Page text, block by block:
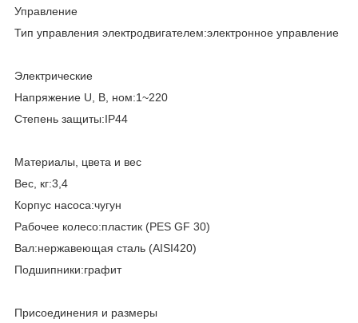
Управление
Тип управления электродвигателем:электронное управление
Электрические
Напряжение U, В, ном:1~220
Степень защиты:IP44
Материалы, цвета и вес
Вес, кг:3,4
Корпус насоса:чугун
Рабочее колесо:пластик (PES GF 30)
Вал:нержавеющая сталь (AISI420)
Подшипники:графит
Присоединения и размеры